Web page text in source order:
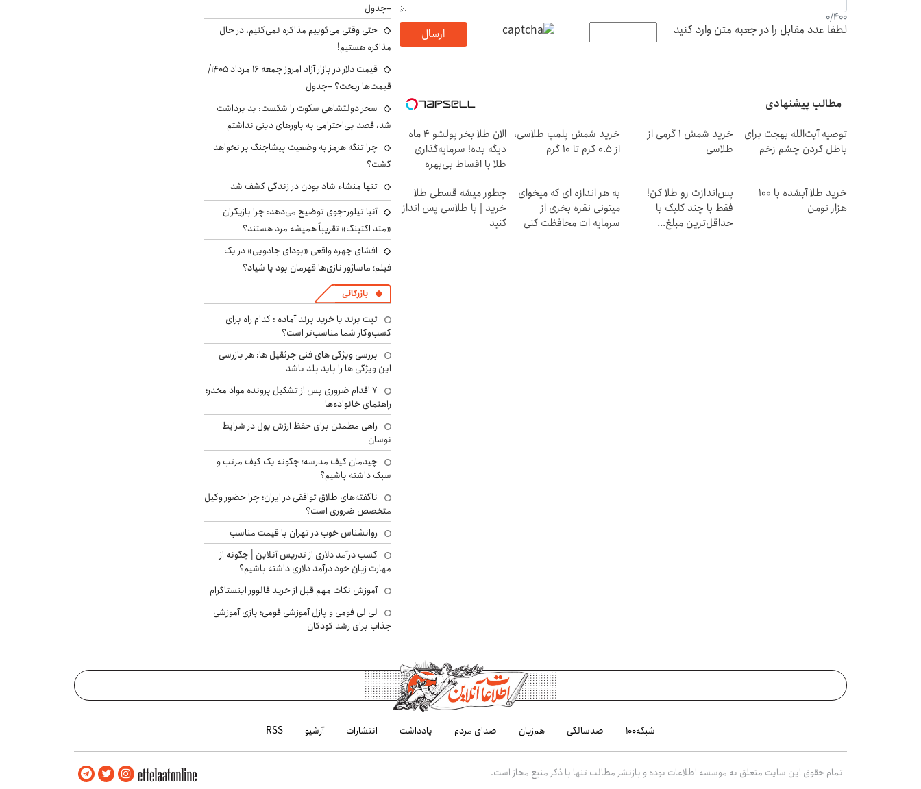
0/400
لطفا عدد مقابل را در جعبه متن وارد کنید ارسال
مطالب پیشنهادی
توصیه آیت‌الله بهجت برای
باطل کردن چشم زخم
خرید شمش 1 گرمی از
طلاسی
خرید شمش پلمپ طلاسی،
از ۰.۵ گرم تا ۱۰ گرم
الان طلا بخر پولشو 4 ماه
دیگه بده! سرمایه‌گذاری
طلا با اقساط بی‌بهره
خرید طلا آبشده با 100
هزار تومن
پس‌اندازت رو طلا کن!
فقط با چند کلیک با
حداقل‌ترین مبلغ...
به هر اندازه ای که میخوای
میتونی نقره بخری از
سرمایه ات محافظت کنی
چطور میشه قسطی طلا
خرید | با طلاسی پس انداز
کنید
+جدول
حتی وقتی می‌گوییم مذاکره نمی‌کنیم، در حال
مذاکره هستیم!
قیمت دلار در بازار آزاد امروز جمعه ۱۶ مرداد ۱۴۰۵/
قیمت‌ها ریخت؟ +جدول
سحر دولتشاهی سکوت را شکست: بد برداشت
شد، قصد بی‌احترامی به باورهای دینی نداشتم
چرا تنگه هرمز به وضعیت پیشاجنگ بر نخواهد
گشت؟
تنها منشاء شاد بودن در زندگی کشف شد
آنیا تیلور-جوی توضیح می‌دهد: چرا بازیگران
«متد اکتینگ» تقریباً همیشه مرد هستند؟
افشای چهره واقعی «بودای جادویی» در یک
فیلم؛ ماساژور نازی‌ها قهرمان بود یا شیاد؟
بازرگانی
ثبت برند یا خرید برند آماده : کدام راه برای
کسب‌وکار شما مناسب‌تر است؟
بررسی ویژگی های فنی جرثقیل ها: هر بازرسی
این ویژگی ها را باید بلد باشد
۷ اقدام ضروری پس از تشکیل پرونده مواد مخدر؛
راهنمای خانواده‌ها
راهی مطمئن برای حفظ ارزش پول در شرایط
نوسان
چیدمان کیف مدرسه؛ چگونه یک کیف مرتب و
سبک داشته باشیم؟
ناگفته‌های طلاق توافقی در ایران؛ چرا حضور وکیل
متخصص ضروری است؟
روانشناس خوب در تهران با قیمت مناسب
کسب درآمد دلاری از تدریس آنلاین | چگونه از
مهارت زبان خود درآمد دلاری داشته باشیم؟
آموزش نکات مهم قبل از خرید فالوور اینستاگرام
لی لی فومی و پازل آموزشی فومی؛ بازی آموزشی
جذاب برای رشد کودکان
شبکه۱۰۰ صدسالگی هم‌زبان صدای مردم یادداشت انتشارات آرشیو RSS
تمام حقوق این سایت متعلق به موسسه اطلاعات بوده و بازنشر مطالب تنها با ذکر منبع مجاز است.